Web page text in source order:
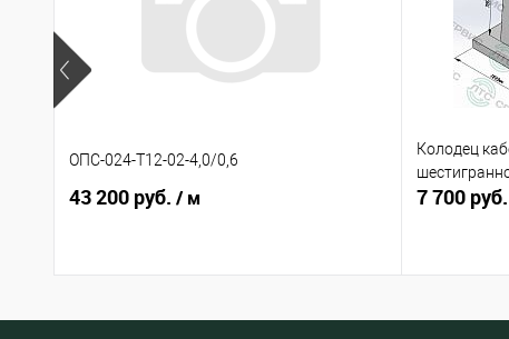
ОПС-024-Т12-02-4,0/0,6
43 200 руб. / м
Колодец
7 700 руб.